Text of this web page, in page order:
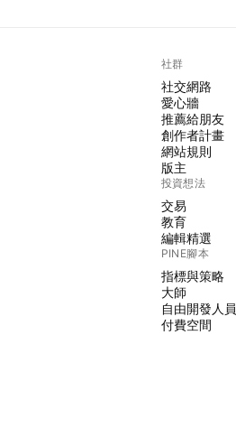
社群
社交網路
愛心牆
推薦給朋友
創作者計畫
網站規則
版主
投資想法
交易
教育
編輯精選
PINE腳本
指標與策略
大師
自由開發人員
付費空間